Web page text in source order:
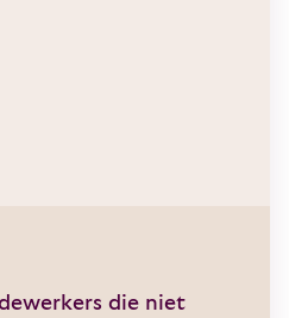
die niet